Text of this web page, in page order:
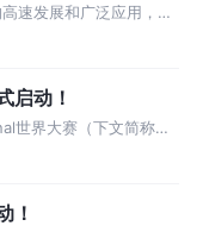
速发展和广泛应用，AI
而基于AI技术的设计和
启动！
世界大赛（下文简称
军赛启动仪式在上海非
！